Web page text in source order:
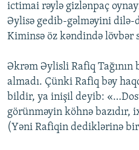
ictimai rəylə gizlənpaç
Əylisə gedib-gəlməyini dilə-
Kiminsə öz kəndində lövbər
Əkrəm Əylisli Rafiq Tağının
almadı. Çünki Rafiq bəy
bildir, ya inişil deyib:
görünməyin köhnə bazıdır,
(Yəni Rafiqin dediklərinə